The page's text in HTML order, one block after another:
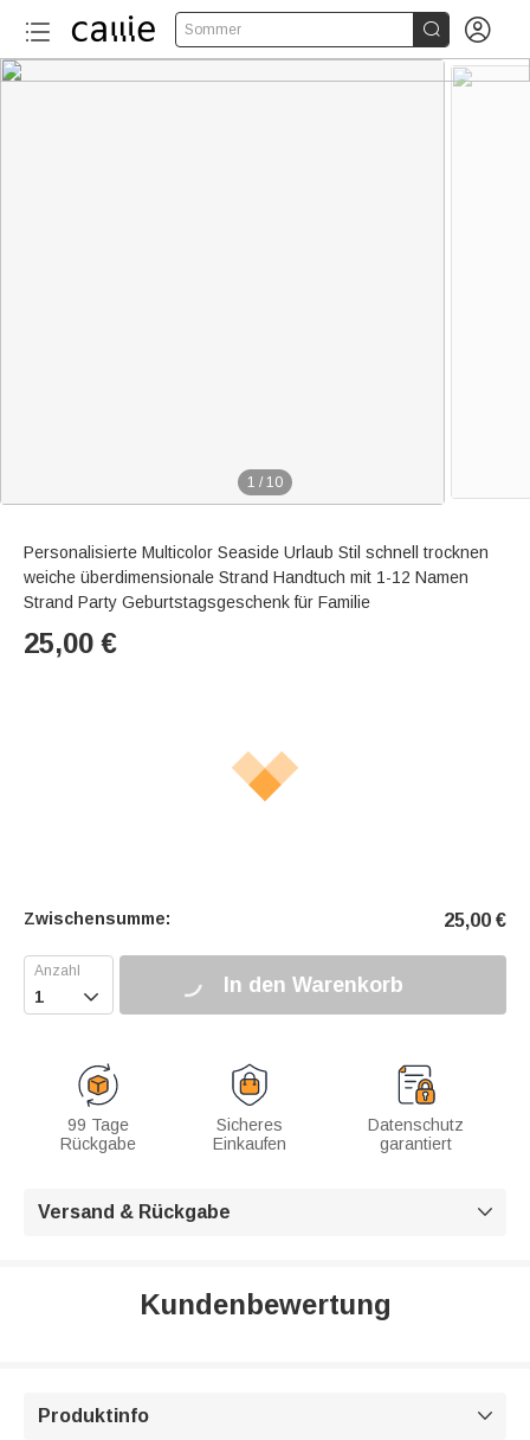
Sommer  
1 / 10
Personalisierte Multicolor Seaside Urlaub Stil schnell trocknen
weiche überdimensionale Strand Handtuch mit 1-12 Namen
Strand Party Geburtstagsgeschenk für Familie
25,00 €
Zwischensumme: 25,00 €
 In den Warenkorb
99 Tage
Rückgabe
Sicheres
Einkaufen
Datenschutz
garantiert
Versand & Rückgabe 
Kundenbewertung
Produktinfo 